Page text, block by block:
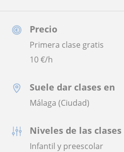
Precio
Primera clase gratis
10€/h
Suele dar clases en
Málaga (Ciudad)
Niveles de las clases
Infantil y preescolar